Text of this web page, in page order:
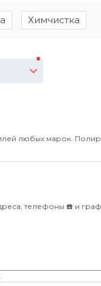
Химчистка
любых марок.
телефоны ☎️ и